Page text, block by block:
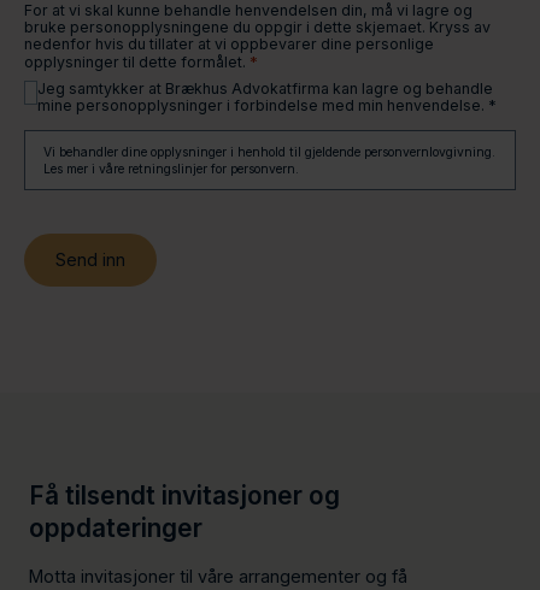
For at vi skal kunne behandle henvendelsen din, må vi lagre og
bruke personopplysningene du oppgir i dette skjemaet. Kryss av
nedenfor hvis du tillater at vi oppbevarer dine personlige
opplysninger til dette formålet. *
Jeg samtykker at Brækhus Advokatfirma kan lagre og behandle
mine personopplysninger i forbindelse med min henvendelse. *
Vi behandler dine opplysninger i henhold til gjeldende personvernlovgivning.
Les mer i våre retningslinjer for personvern.
Få tilsendt invitasjoner og
oppdateringer
Motta invitasjoner til våre arrangementer og få